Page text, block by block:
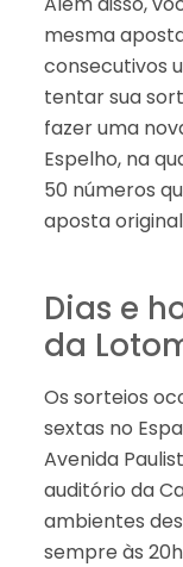
mesma
consecutivos
tentar sua
fazer uma
Espelho, na
50 números
aposta
Dias e
da
Os sorteios
sextas no
Avenida
auditório da
ambientes
sempre às